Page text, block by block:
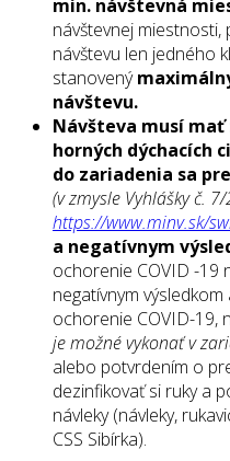
min. návštevná
návštevnej
návštevu len jedného
stanovený
návštevu.
Návšteva musí
horných dýchacích
do zariadenia sa
(v zmysle Vyhlášky č.
https://www.minv.sk/
a negatívnym
ochorenie COVID -19
negatívnym
ochorenie COVID-19,
je možné vykonať v
alebo potvrdením o
dezinfikovať si ruky a
návleky (návleky,
CSS Sibírka).